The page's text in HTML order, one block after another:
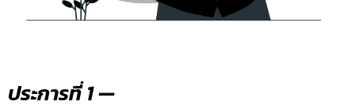
ประการที่ 1 —